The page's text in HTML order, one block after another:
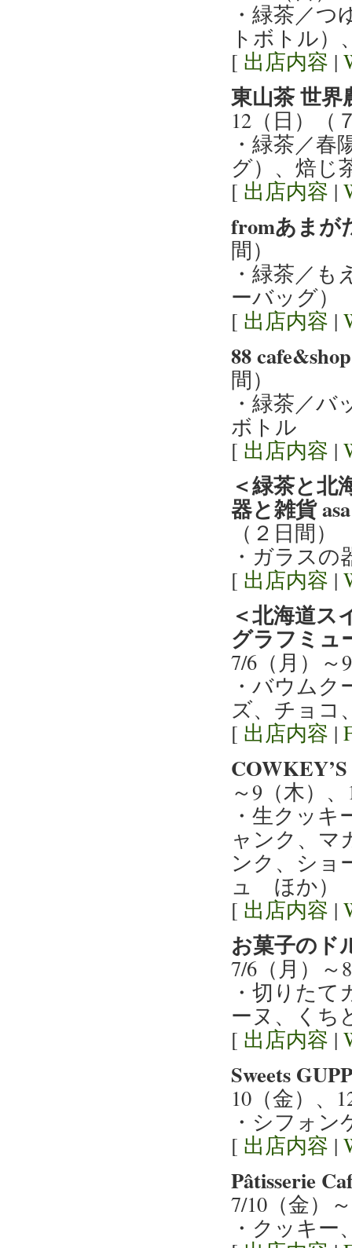
・緑茶／
トボトル）
[ 出店内容 |
東山茶 世界
12（日）（
・緑茶／
グ）、焙じ
[ 出店内容 |
fromあまが
間）
・緑茶／
ーバッグ）
[ 出店内容 |
88
間）
・緑茶／
ボトル
[ 出店内容 |
＜緑茶と北
器と雑貨
（２日間）
・ガラスの
[ 出店内容 |
＜北海道ス
グラフミュ
7/6（月）～
・バウム
ズ、チョコ
[ 出店内容 |
～9（木）
・生クッ
ャンク、マ
ンク、ショ
ュ ほか）
[ 出店内容 |
お菓子のド
7/6（月）～
・切りた
ーヌ、くち
[ 出店内容 |
Sweets
10（金）、
・シフォ
[ 出店内容 |
Pâtisserie
7/10（金）
・クッキ